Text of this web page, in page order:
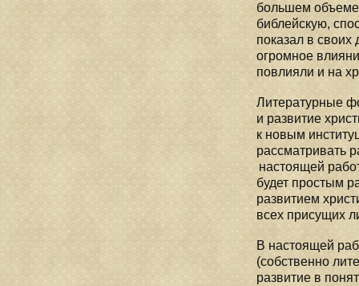
большем
библейскую,
показал в
огромное
повлияли и на
Литературные
и развитие
к новым
рассматривать
настоящей
будет простым
развитием
всех присущих
В настоящей
(собственно
развитие в